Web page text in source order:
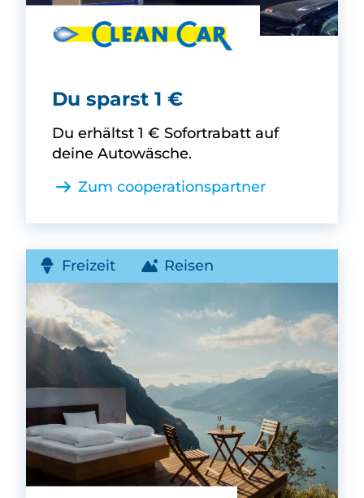
Clean Car -
Du sparst 1 €
Du erhältst 1 € Sofortrabatt auf
deine Autowäsche.
Zum cooperationspartner
Freizeit Reisen